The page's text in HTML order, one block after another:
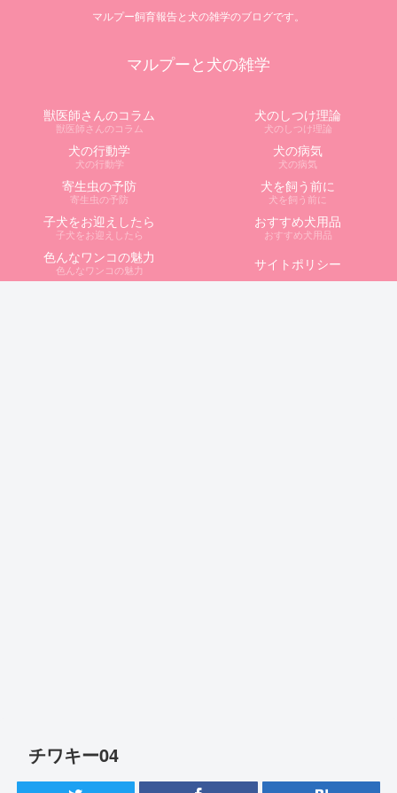
マルプー飼育報告と犬の雑学のブログです。
マルプーと犬の雑学
獣医師さんのコラム
獣医師さんのコラム
犬のしつけ理論
犬のしつけ理論
犬の行動学
犬の行動学
犬の病気
犬の病気
寄生虫の予防
寄生虫の予防
犬を飼う前に
犬を飼う前に
子犬をお迎えしたら
子犬をお迎えしたら
おすすめ犬用品
おすすめ犬用品
色んなワンコの魅力
色んなワンコの魅力 サイトポリシー
チワキー04